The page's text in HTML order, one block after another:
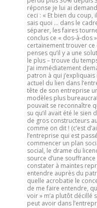
réponse je lui ai
ceci : « Et bien du coup,
sais quoi … dans le
séparer, les faires
conclus ce « dos-à-dos
certainement trouver
penses qu’il y a une
le plus – trouve du
J’ai immédiatement
patron à qui
actuel du lien dans
tête de son entreprise
modèles plus
pouvait se reconnaître
su qu’il avait été le
de gros constructeurs
comme on dit ! (c’est
l’entreprise qui est
commencer un plan
social, le drame du
source d’une souffrance
constater à maintes
entendre auprès du
quelle acrobatie le
de me faire entendre,
voir » m’a plutôt décillé
peut avoir dans